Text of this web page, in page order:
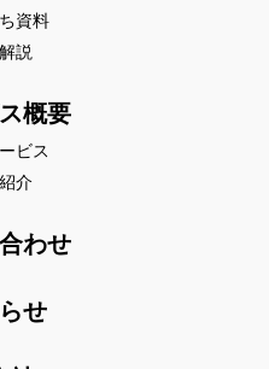
資料
説
概要
ビス
介
わせ
せ